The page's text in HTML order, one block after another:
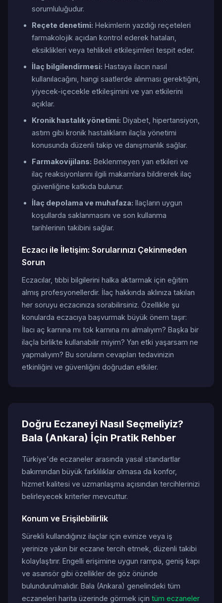
sorumluluğudur.
Reçete denetimi: Hekimlerin yazdığı reçeteleri
farmakolojik açıdan kontrol ederek hataları,
eksiklikleri veya tehlikeli etkileşimleri tespit eder.
İlaç bilgilendirmesi: Hastaya ilacın nasıl
kullanılacağını, hangi saatlerde alınması gerektiğini,
yiyecek-içecekle etkileşimini ve yan etkilerini
açıklar.
Kronik hastalık yönetimi: Diyabet, hipertansiyon,
astım gibi kronik hastalıkların ilaçla yönetimi
konusunda düzenli takip ve danışmanlık sağlar.
Farmakovijilans: Beklenmeyen yan etkileri ve
ilaç reaksiyonlarını ilgili makamlara bildirerek ilaç
güvenliğine katkıda bulunur.
İlaç depolama ve muhafaza: Ilaçların uygun
koşullarda saklanmasını ve son kullanma
tarihlerinin takibini sağlar.
Eczacı ile İletişim: Sorularınızı Çekinmeden
Sorun
Eczacılar, tıbbi bilgilerini halka aktarmak için eğitim
almış profesyonellerdir. İlaç hakkında aklınıza takılan
her soruyu eczacınıza sorabilirsiniz. Özellikle şu
konularda eczacıya başvurmak büyük önem taşır:
İlacı aç karnına mı tok karnına mı almalıyım? Başka bir
ilaçla birlikte kullanabilir miyim? Yan etki yaşarsam ne
yapmalıyım? Bu soruların cevapları tedavinizin
etkinliğini ve güvenliğini doğrudan etkiler.
Doğru Eczaneyi Nasıl Seçmeliyiz?
Bala (Ankara) İçin Pratik Rehber
Türkiye'de eczaneler arasında yasal standartlar
bakımından büyük farklılıklar olmasa da konfor,
hizmet kalitesi ve uzmanlaşma açısından tercihlerinizi
belirleyecek kriterler mevcuttur.
Konum ve Erişilebilirlik
Sürekli kullandığınız ilaçlar için evinize veya iş
yerinize yakın bir eczane tercih etmek, düzenli takibi
kolaylaştırır. Engelli erişimine uygun rampa, geniş kapı
ve asansör gibi özellikler de göz önünde
bulundurulmalıdır. Bala (Ankara) genelindeki tüm
eczaneleri harita üzerinde görmek için tüm eczaneler